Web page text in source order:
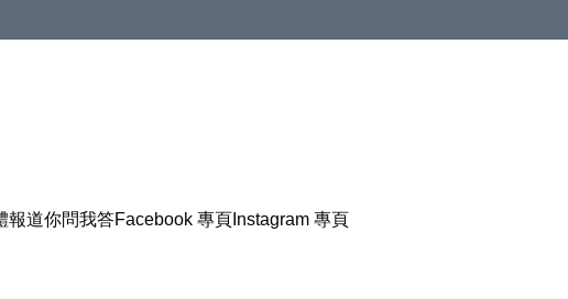
報道你問我答Facebook 專頁 Instagram 專頁